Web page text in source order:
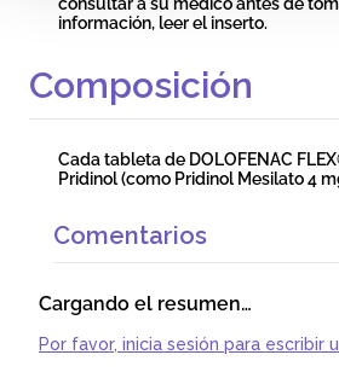
consultar a su médico antes de
información, leer el inserto.
Composición
Cada tableta de DOLOFENAC
Pridinol (como Pridinol Mesilato 4
Comentarios
Cargando el resumen…
Por favor, inicia sesión para escribir